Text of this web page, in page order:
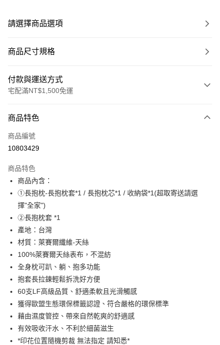
請選擇商品選項
商品尺寸規格
付款與運送方式
宅配滿NT$1,500免運
信用卡一次付款
LINE Pay
街口支付
悠遊付
全盈+PAY
ATM付款
運送方式
每筆NT$100，滿NT$1,500(含以上)免運費
商品特色
商品編號
10803429
商品特色
商品內含：
①長抱枕-長抱枕套*1 / 長抱枕芯*1 / 收納袋*1(超取寄送請選
擇"全家")
②長抱枕套 *1
產地：台灣
材質：萊賽爾纖維-天絲
100%萊賽爾天絲表布，不混紡
全身枕可趴、躺、抱多功能
抱套長拉鍊輕鬆拆洗好方便
60支LF高級品質、舒適柔軟且光滑觸感
獲得歐盟生態環保標籤認證、符合嚴格的環保標準
藉由濕度管控、帶來自然乾爽的舒適感
有效吸收汗水、不利於細菌滋生
*印花位置隨機剪裁 無法指定 請知悉*